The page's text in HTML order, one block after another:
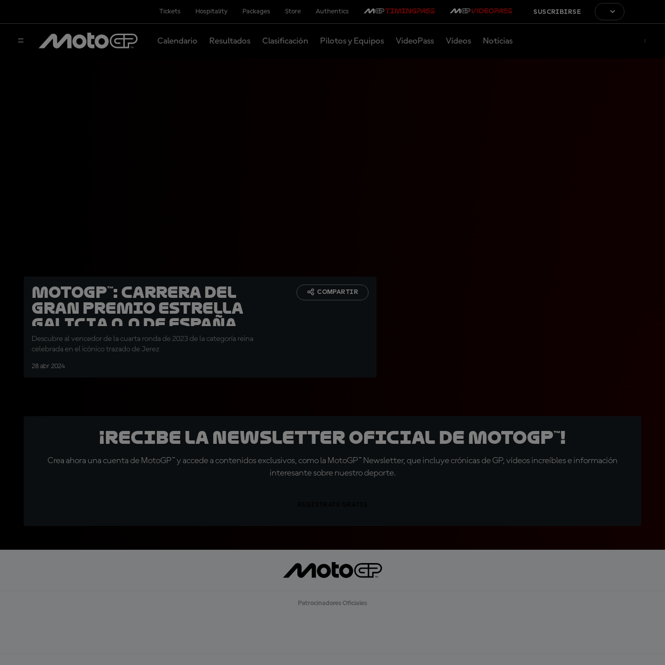
Tickets Hospitality Packages Store Authentics SUSCRIBIRSE
Calendario Resultados Clasificación Pilotos y Equipos VideoPass Vídeos Noticias
MotoGP™: Carrera del
Gran Premio Estrella
Galicia 0,0 de España
Descubre al vencedor de la cuarta ronda de 2023 de la categoría reina
celebrada en el icónico trazado de Jerez
28 abr 2024
COMPARTIR
¡Recibe la Newsletter oficial de MotoGP™!
Crea ahora una cuenta de MotoGP™ y accede a contenidos exclusivos, como la MotoGP™ Newsletter, que incluye crónicas de GP, vídeos increíbles e información
interesante sobre nuestro deporte.
Patrocinadores Oficiales